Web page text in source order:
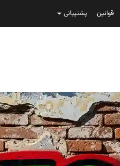
قوانین پشتیبانی